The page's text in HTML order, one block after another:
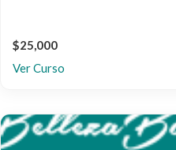
$25,000
Ver Curso